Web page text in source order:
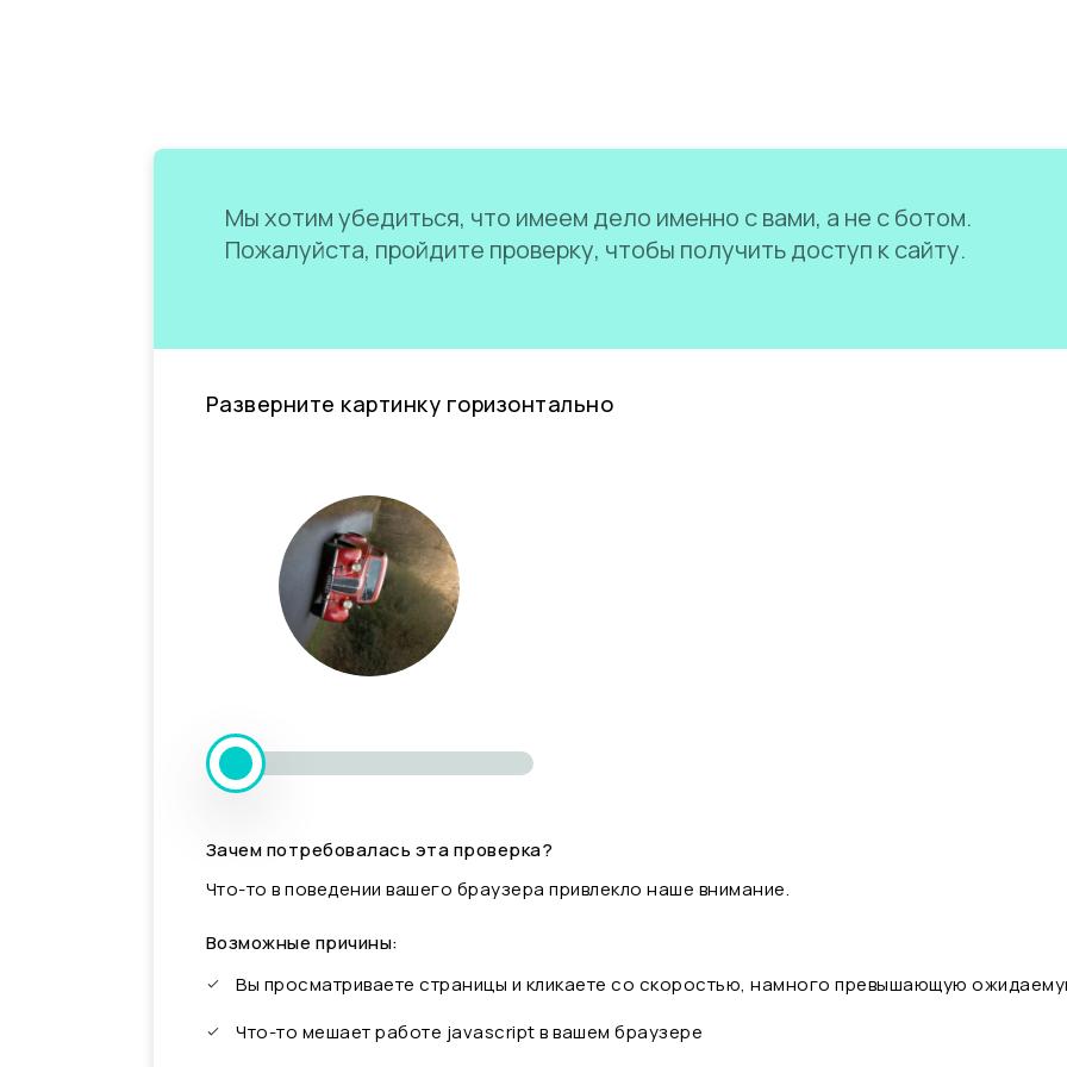
Мы хотим убедиться, что имеем дело именно с вами, а не с ботом.
Пожалуйста, пройдите проверку, чтобы получить доступ к сайту.
Разверните картинку горизонтально
Зачем потребовалась эта проверка?
Что-то в поведении вашего браузера привлекло наше внимание.
Возможные причины:
Вы просматриваете страницы и кликаете со скоростью, намного превышающую
Что-то мешает работе javascript в вашем браузере